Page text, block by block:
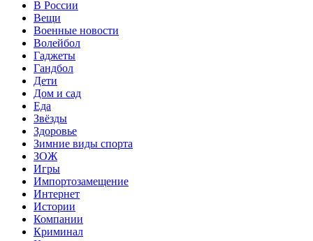
В России
Вещи
Военные новости
Волейбол
Гаджеты
Гандбол
Дети
Дом и сад
Еда
Звёзды
Здоровье
Зимние виды спорта
ЗОЖ
Игры
Импортозамещение
Интернет
Истории
Компании
Криминал